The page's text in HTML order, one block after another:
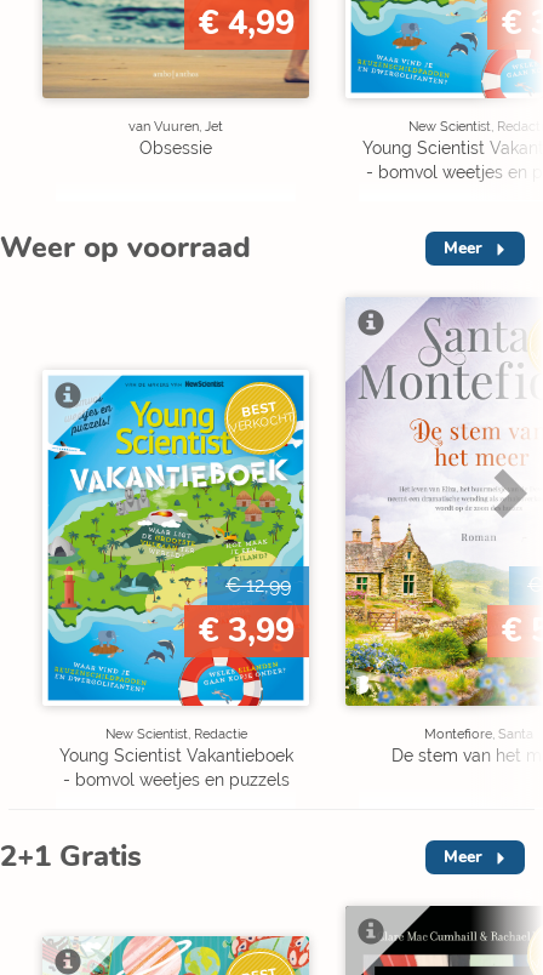
€ 4,99
van Vuuren, Jet
Obsessie
€
New Scientist,
Young Scientist
- bomvol weetjes en
Weer op voorraad Meer
BEST
VERKOCHT
€ 12,99
€ 3,99
New Scientist, Redactie
Young Scientist Vakantieboek
- bomvol weetjes en puzzels
€
€
Montefiore, Santa
De stem van het
2+1 Gratis Meer